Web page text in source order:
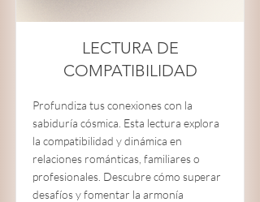
LECTURA DE
COMPATIBILIDAD
Profundiza tus conexiones con la
sabiduría cósmica. Esta lectura explora
la compatibilidad y dinámica en
relaciones románticas, familiares o
profesionales. Descubre cómo superar
desafíos y fomentar la armonía